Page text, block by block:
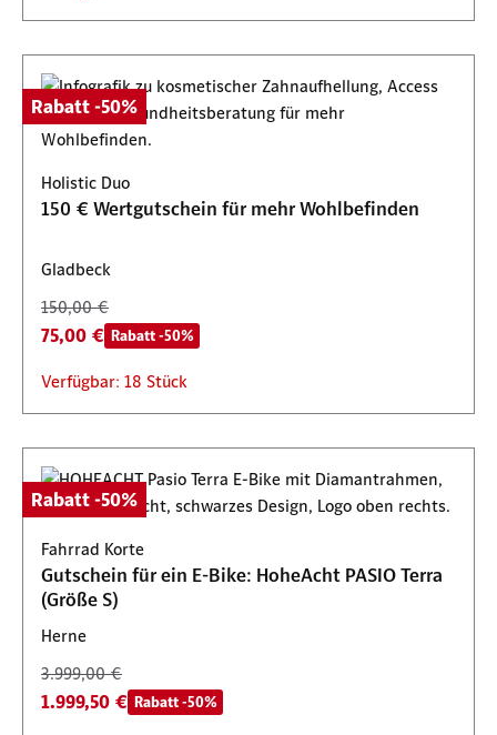
Rabatt -50%
Holistic Duo
150 € Wertgutschein für mehr Wohlbefinden
Gladbeck
150,00 €
75,00 € Rabatt -50%
Verfügbar: 18 Stück
Rabatt -50%
Fahrrad Korte
Gutschein für ein E-Bike: HoheAcht PASIO Terra
(Größe S)
Herne
3.999,00 €
1.999,50 € Rabatt -50%